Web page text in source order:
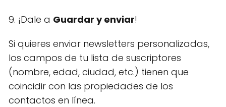
9. ¡Dale a Guardar y enviar!
Si quieres enviar newsletters personalizadas,
los campos de tu lista de suscriptores
(nombre, edad, ciudad, etc.) tienen que
coincidir con las propiedades de los
contactos en línea.